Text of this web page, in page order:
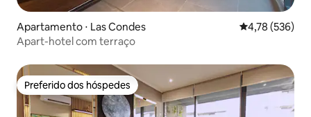
Apartamento ⋅ Las Condes 4,78 de uma
4,78 (536)
Apart-hotel com terraço
Preferido dos hóspedes
Preferido dos hóspedes